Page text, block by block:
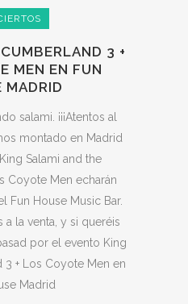
3 +
MEN EN FUN
MADRID
salami. ¡¡¡Atentos al
montado en Madrid
Salami and the
Coyote Men echarán
Fun House Music Bar.
a la venta, y si queréis
por el evento King
3 + Los Coyote Men en
Madrid